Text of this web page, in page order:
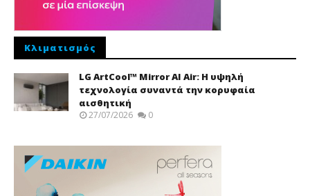
Κλιματισμός
LG ArtCool™ Mirror AI Air: Η υψηλή
τεχνολογία συναντά την κορυφαία
αισθητική
27/07/2026 0